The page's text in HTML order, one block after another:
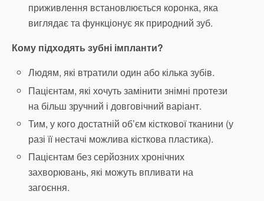
приживлення встановлюється коронка, яка
виглядає та функціонує як природний зуб.
Кому підходять зубні імпланти?
Людям, які втратили один або кілька зубів.
Пацієнтам, які хочуть замінити знімні протези
на більш зручний і довговічний варіант.
Тим, у кого достатній об’єм кісткової тканини (у
разі її нестачі можлива кісткова пластика).
Пацієнтам без серйозних хронічних
захворювань, які можуть впливати на
загоєння.